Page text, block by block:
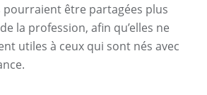
être partagées plus
la profession, afin qu’elles ne
utiles à ceux qui sont nés avec